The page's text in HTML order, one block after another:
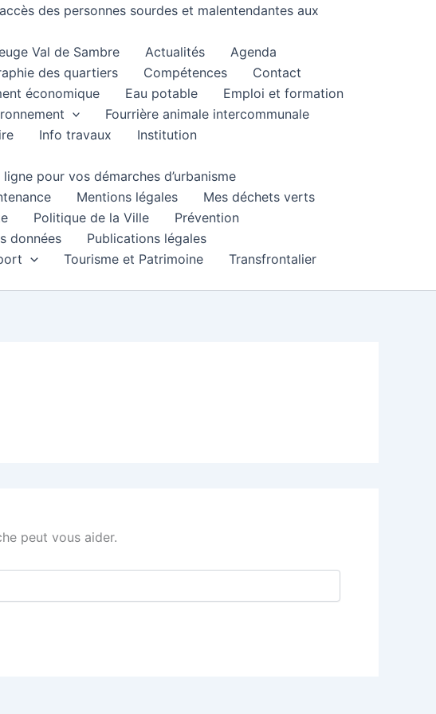
des personnes sourdes et malentendantes aux
Val de Sambre Actualités
Agenda
des quartiers Compétences
Contact
économique Eau potable
Emploi et formation
Fourrière animale intercommunale
Info travaux
Institution
pour vos démarches d’urbanisme
Mentions légales
Mes déchets verts
Politique de la Ville
Prévention
données
Publications légales
Tourisme et Patrimoine
Transfrontalier
peut vous aider.